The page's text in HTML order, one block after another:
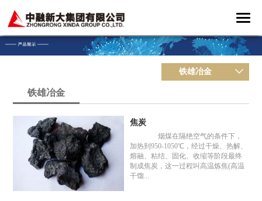
铁雄冶金
铁雄冶金
焦炭
烟煤在隔绝空气的条件下，
加热到950-1050℃，经过干燥、热解、
熔融、粘结、固化、收缩等阶段最终
制成焦炭，这一过程叫高温炼焦(高温
干馏...